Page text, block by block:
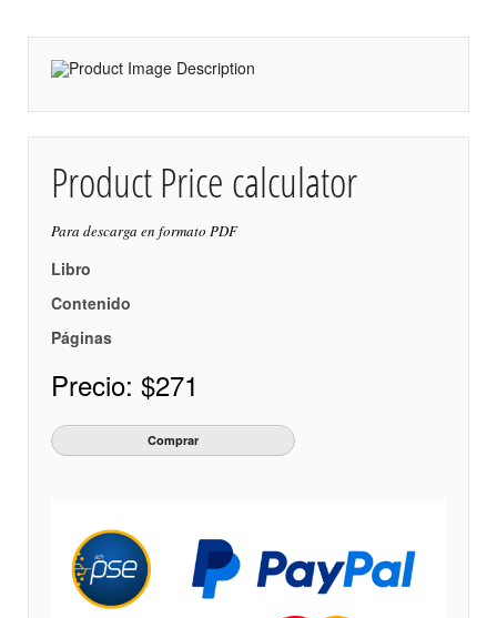
Product Price calculator
Para descarga en formato PDF
Libro
Contenido
Páginas
Precio: $271